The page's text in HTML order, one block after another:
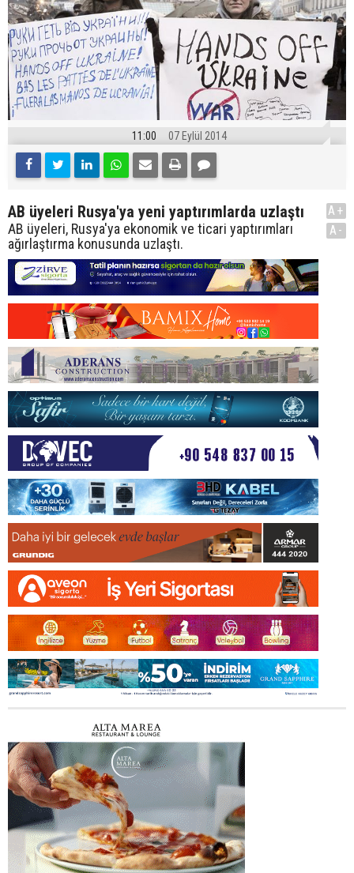
11:00 07 Eylül 2014
AB üyeleri Rusya'ya yeni yaptırımlarda uzlaştı
AB üyeleri, Rusya'ya ekonomik ve ticari yaptırımları
ağırlaştırma konusunda uzlaştı.
A+
A-